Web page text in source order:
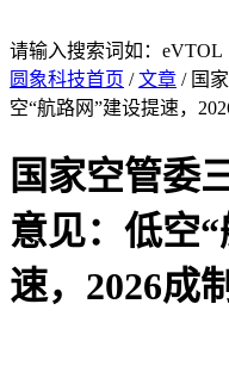
请输入搜索词如：eVTOL
圆象科技首页 /文章 / 国
空“航路网”建设提速，
国家空管委
意见：低空
速，2026成